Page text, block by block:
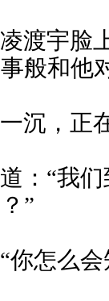
渡宇脸
般和他
沉，正
：“我
”
怎么会